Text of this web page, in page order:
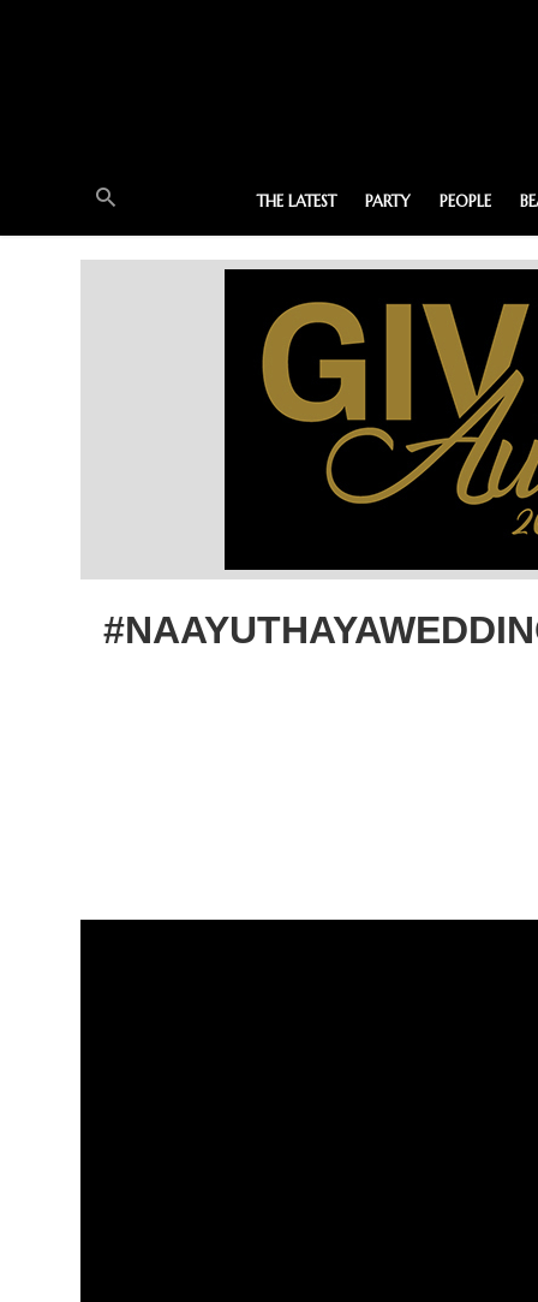
THE LATEST PARTY PEOPLE